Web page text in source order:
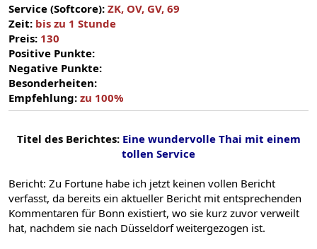
Service (Softcore): ZK, OV, GV, 69
Zeit: bis zu 1 Stunde
Preis: 130
Positive Punkte:
Negative Punkte:
Besonderheiten:
Empfehlung: zu 100%
Titel des Berichtes:Eine wundervolle Thai mit einem
tollen Service
Bericht: Zu Fortune habe ich jetzt keinen vollen Bericht
verfasst, da bereits ein aktueller Bericht mit entsprechenden
Kommentaren für Bonn existiert, wo sie kurz zuvor verweilt
hat, nachdem sie nach Düsseldorf weitergezogen ist.